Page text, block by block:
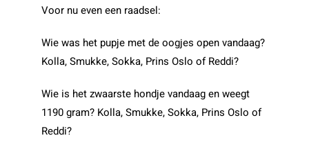
Voor nu even een raadsel:
Wie was het pupje met de oogjes open vandaag?
Kolla, Smukke, Sokka, Prins Oslo of Reddi?
Wie is het zwaarste hondje vandaag en weegt
1190 gram? Kolla, Smukke, Sokka, Prins Oslo of
Reddi?